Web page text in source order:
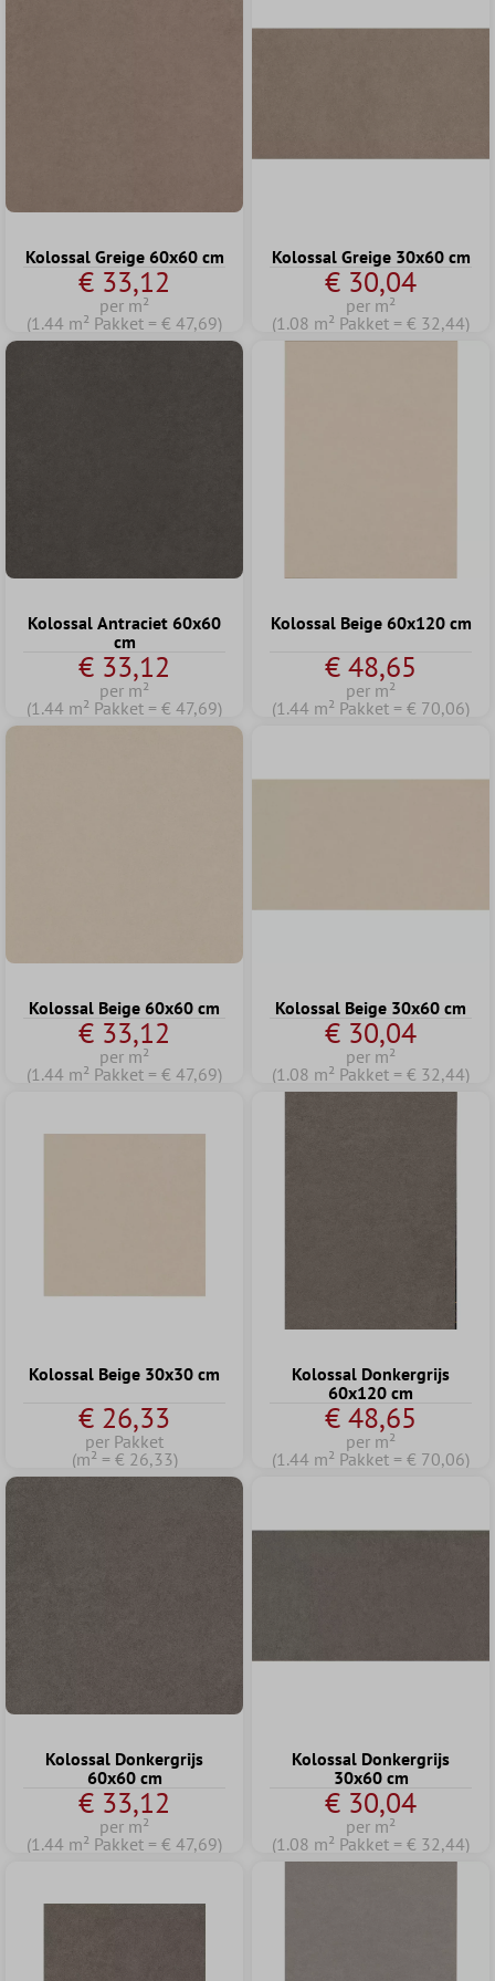
Kolossal Greige 60x60 cm
€ 33,12
per m²
(1.44 m² Pakket = € 47,69)
Kolossal Greige 30x60 cm
€ 30,04
per m²
(1.08 m² Pakket = € 32,44)
Kolossal Antraciet 60x60
cm
€ 33,12
per m²
(1.44 m² Pakket = € 47,69)
Kolossal Beige 60x120 cm
€ 48,65
per m²
(1.44 m² Pakket = € 70,06)
Kolossal Beige 60x60 cm
€ 33,12
per m²
(1.44 m² Pakket = € 47,69)
Kolossal Beige 30x60 cm
€ 30,04
per m²
(1.08 m² Pakket = € 32,44)
Kolossal Beige 30x30 cm
€ 26,33
per Pakket
(m² = € 26,33)
Kolossal Donkergrijs
60x120 cm
€ 48,65
per m²
(1.44 m² Pakket = € 70,06)
Kolossal Donkergrijs
60x60 cm
€ 33,12
per m²
(1.44 m² Pakket = € 47,69)
Kolossal Donkergrijs
30x60 cm
€ 30,04
per m²
(1.08 m² Pakket = € 32,44)